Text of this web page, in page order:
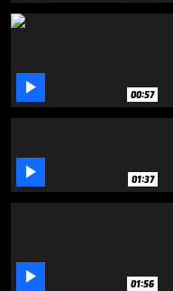
 00:57
 01:37
 01:56